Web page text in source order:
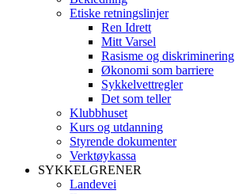
Etiske retningslinjer
Ren Idrett
Mitt Varsel
Rasisme og diskriminering
Økonomi som barriere
Sykkelvettregler
Det som teller
Klubbhuset
Kurs og utdanning
Styrende dokumenter
Verktøykassa
SYKKELGRENER
Landevei